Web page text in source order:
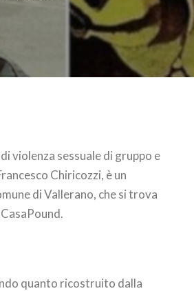
violenza sessuale di gruppo e
Chiricozzi, è un
di Vallerano, che si trova
quanto ricostruito dalla